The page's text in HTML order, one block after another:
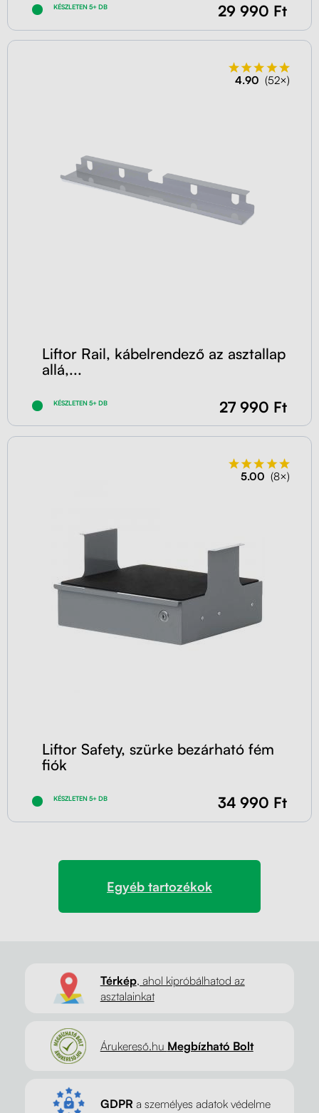
KÉSZLETEN 5+ DB 29 990 Ft
4.90 (52×)
Liftor Rail, kábelrendező az asztallap
allá,...
KÉSZLETEN 5+ DB 27 990 Ft
5.00 (8×)
Liftor Safety, szürke bezárható fém
fiók
KÉSZLETEN 5+ DB 34 990 Ft
Egyéb tartozékok
Térkép, ahol kipróbálhatod az
asztalainkat
Árukereső.hu Megbízható Bolt
GDPR a személyes adatok védelme